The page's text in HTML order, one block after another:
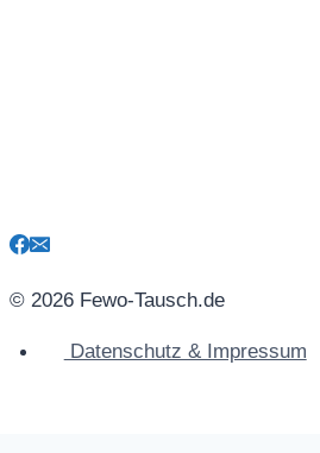
© 2026 Fewo-Tausch.de
Datenschutz & Impressum